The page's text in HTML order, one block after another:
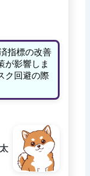
指標の改善
が影響しま
ク回避の際